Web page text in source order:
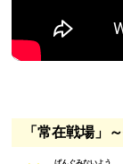
「常在戦場」